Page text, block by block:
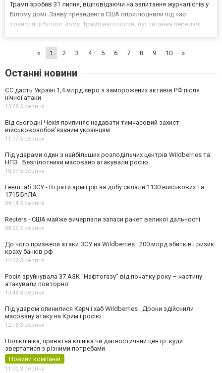
Трамп зробив 31 липня, відповідаючи на запитання журналістів у
Білому домі. Заяву президента США оприлюднили під час
трансляції Білого дому. Трамп наголосив, що питання передачі
«
1 2 3 4 5 6 7 8 9 10 »
Останні новини
ЄС дасть Україні 1,4 млрд євро з заморожених активів РФ після
нічної атаки
13:28,5 серпня
Від сьогодні Чехія припиняє надавати тимчасовий захист
військовозобов’язаним українцям
11:17,5 серпня
Під ударами один з найбільших розподільчих центрів Wildberries та
НПЗ . Безпілотники масовано атакували росію
10:57,5 серпня
Генштаб ЗСУ - Втрати армії рф за добу склали 1130 військових та
1715 БпЛА
09:14,5 серпня
Reuters - США майже вичерпали запаси ракет великої дальності
08:29,5 серпня
До чого призвели атаки ЗСУ на Wildberries . 200 млрд збитків і ризик
краху банків рф
14:32,3 серпня
Росія зруйнувала 37 АЗК "Нафтогазу" від початку року – частину
атакували повторно
13:48,3 серпня
Під ударом опинилися Керч і хаб Wildberries . Дрони здійснили
масовану атаку на Крим і росію
12:18,3 серпня
Поліклініка, приватна клініка чи діагностичний центр: куди
звертатися з різними потребами
Новини компаній
11:00,3 серпня